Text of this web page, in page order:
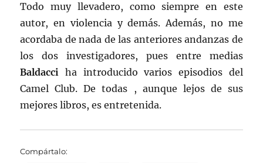
Todo muy llevadero, como siempre en este
autor, en violencia y demás. Además, no me
acordaba de nada de las anteriores andanzas de
los dos investigadores, pues entre medias
Baldacci ha introducido varios episodios del
Camel Club. De todas , aunque lejos de sus
mejores libros, es entretenida.
Compártalo: